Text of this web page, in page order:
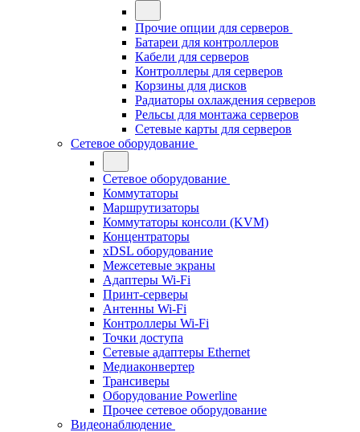
Прочие опции для серверов
Батареи для контроллеров
Кабели для серверов
Контроллеры для серверов
Корзины для дисков
Радиаторы охлаждения серверов
Рельсы для монтажа серверов
Сетевые карты для серверов
Сетевое оборудование
Сетевое оборудование
Коммутаторы
Маршрутизаторы
Коммутаторы консоли (KVM)
Концентраторы
xDSL оборудование
Межсетевые экраны
Адаптеры Wi-Fi
Принт-серверы
Антенны Wi-Fi
Контроллеры Wi-Fi
Точки доступа
Сетевые адаптеры Ethernet
Медиаконвертер
Трансиверы
Оборудование Powerline
Прочее сетевое оборудование
Видеонаблюдение